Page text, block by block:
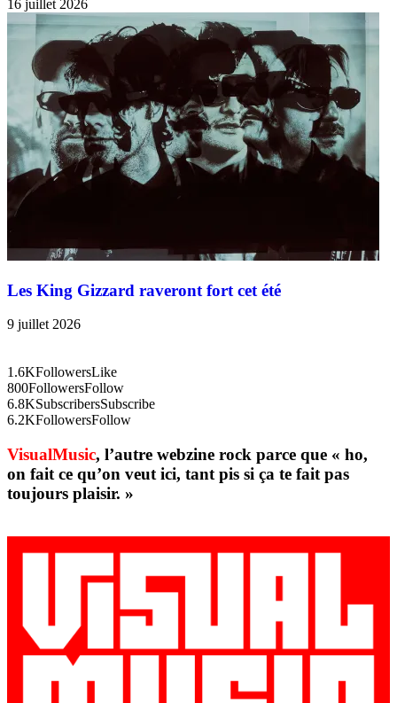
16 juillet 2026
Les King Gizzard raveront fort cet été
9 juillet 2026
1.6KFollowersLike
800FollowersFollow
6.8KSubscribersSubscribe
6.2KFollowersFollow
VisualMusic, l’autre webzine rock parce que « ho,
on fait ce qu’on veut ici, tant pis si ça te fait pas
toujours plaisir. »